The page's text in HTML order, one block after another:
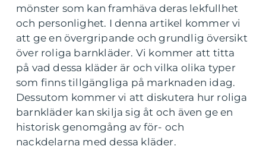
mönster som kan framhäva deras lekfullhet
och personlighet. I denna artikel kommer vi
att ge en övergripande och grundlig översikt
över roliga barnkläder. Vi kommer att titta
på vad dessa kläder är och vilka olika typer
som finns tillgängliga på marknaden idag.
Dessutom kommer vi att diskutera hur roliga
barnkläder kan skilja sig åt och även ge en
historisk genomgång av för- och
nackdelarna med dessa kläder.